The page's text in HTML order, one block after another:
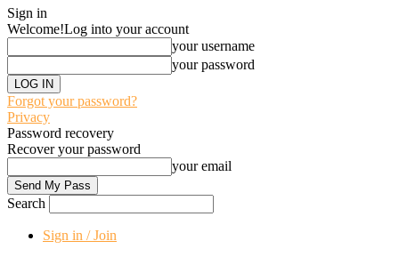
Sign in
Welcome!Log into your account
your username
your password
Forgot your password?
Privacy
Password recovery
Recover your password
your email
Search
Sign in / Join